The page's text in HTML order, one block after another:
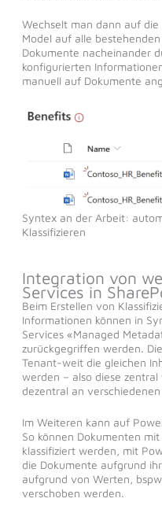
Wechselt man dann auf
Model auf alle
Dokumente nacheinander
konfigurierten
manuell auf Dokumente
Syntex an der Arbeit:
Klassifizieren
Integration von
Services in
Beim Erstellen von
Informationen können in
Services «Managed
zurückgegriffen werden.
Tenant-weit die gleichen
werden – also diese
dezentral an
Im Weiteren kann auf
So können Dokumenten
klassifiziert werden, mit
die Dokumente aufgrund
aufgrund von Werten,
verschoben werden.